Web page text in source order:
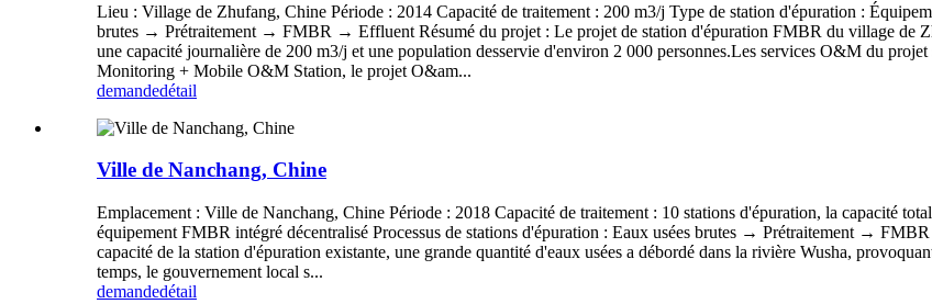
Lieu : Village de Zhufang, Chine Période : 2014 Capacité de traitement : 200 m3/j Type de station d'épuration :
brutes → Prétraitement → FMBR → Effluent Résumé du projet : Le projet de station d'épuration FMBR du village de
une capacité journalière de 200 m3/j et une population desservie d'environ 2 000 personnes.Les services O&M du
Monitoring + Mobile O&M Station, le projet O&am...
demandedétail
Ville de Nanchang, Chine
Emplacement : Ville de Nanchang, Chine Période : 2018 Capacité de traitement : 10 stations d'épuration, la capacité
équipement FMBR intégré décentralisé Processus de stations d'épuration : Eaux usées brutes → Prétraitement →
capacité de la station d'épuration existante, une grande quantité d'eaux usées a débordé dans la rivière Wusha,
temps, le gouvernement local s...
demandedétail